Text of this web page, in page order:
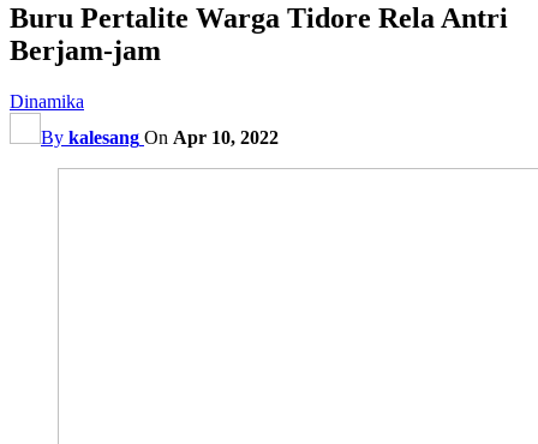
Buru Pertalite Warga Tidore Rela Antri
Berjam-jam
Dinamika
By kalesang On Apr 10, 2022